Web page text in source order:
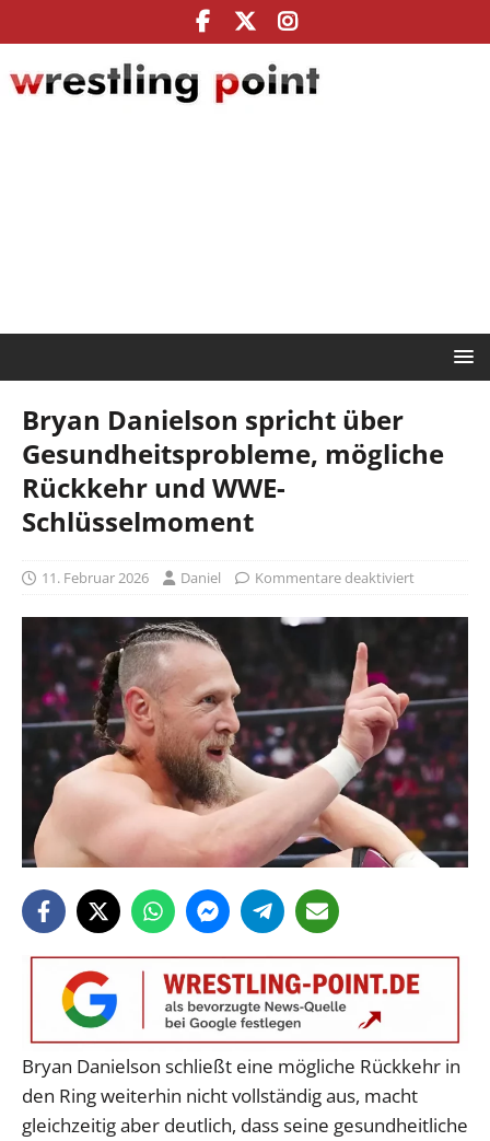
Bryan Danielson spricht über
Gesundheitsprobleme, mögliche
Rückkehr und WWE-
Schlüsselmoment
11. Februar 2026 Daniel Kommentare deaktiviert
Bryan Danielson schließt eine mögliche Rückkehr in
den Ring weiterhin nicht vollständig aus, macht
gleichzeitig aber deutlich, dass seine gesundheitliche